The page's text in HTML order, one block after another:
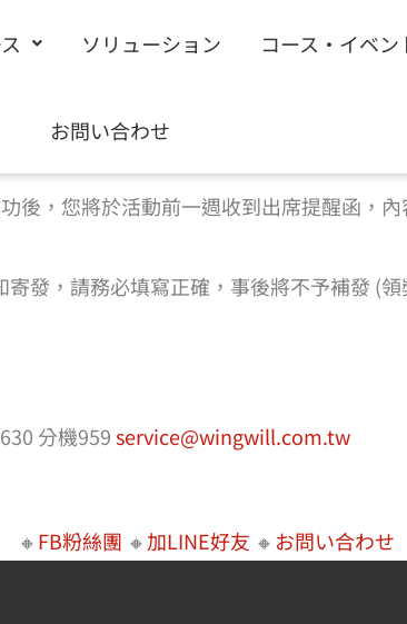
ソリューション コース・イベン
お問い合わせ
後，您將於活動前一週收到出席提醒函，
發，請務必填寫正確，事後將不予補發 (
分機959service@wingwill.com.tw
🔸FB粉絲團 🔸加LINE好友 🔸 お問い合わせ